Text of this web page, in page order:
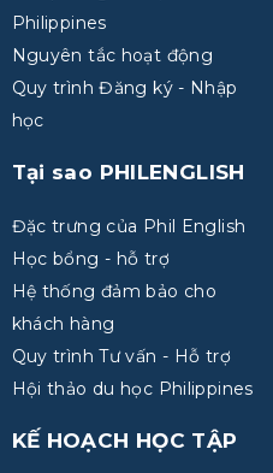
Philippines
Nguyên tắc hoạt động
Quy trình Đăng ký - Nhập
học
Tại sao PHILENGLISH
Đặc trưng của Phil English
Học bổng - hỗ trợ
Hệ thống đảm bảo cho
khách hàng
Quy trình Tư vấn - Hỗ trợ
Hội thảo du học Philippines
KẾ HOẠCH HỌC TẬP